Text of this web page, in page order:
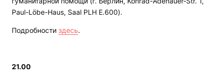
Paul-Löbe-Haus, Saal PLH E.600).
Подробности здесь.
21.00